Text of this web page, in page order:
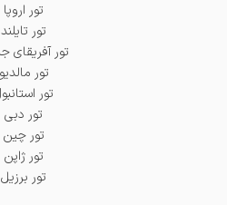
تور اروپا
تور تایلند
تور آفریقای
تور مالدیو
تور
تور دبی
تور چین
تور ژاپن
تور برزیل